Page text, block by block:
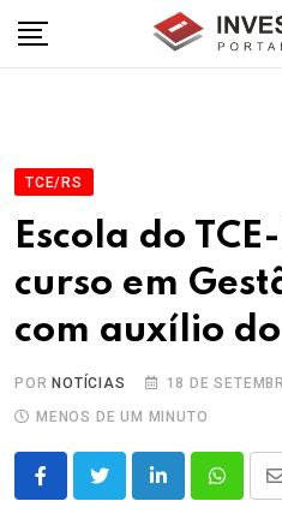
TCE/RS
Escola do
curso em
com auxílio do
POR NOTÍCIAS
18 DE
MENOS DE UM MINUTO
LinkedIn